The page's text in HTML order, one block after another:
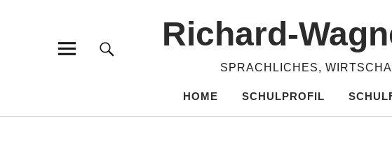
Richard-​​
SPRACHLICHES,
HOME SCHULPROFIL